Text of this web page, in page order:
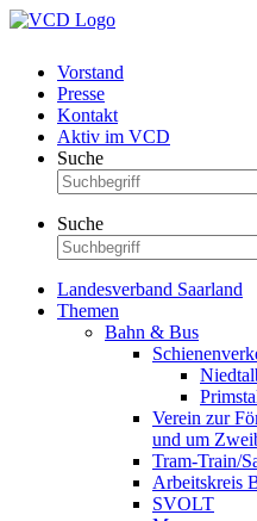
Vorstand
Presse
Kontakt
Aktiv im VCD
Suche
Suche
Landesverband Saarland
Themen
Bahn & Bus
Verein zur
und um
Tram-Train/
Arbeitskreis
SVOLT